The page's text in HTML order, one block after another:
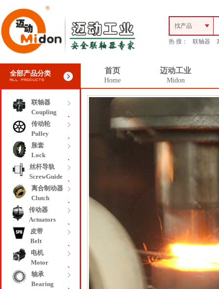
找产品
热 搜： 联轴器
全部产品分类
联轴器
Coupling
传动轮
Pulley
胀套
Lock
丝杆导轨
ScrewGuide
离合制动器
Clutch
传动器
Actuators
皮带
Belt
电机
Motor
轴承
Bearing
首页
Home
迈动工业
Midon